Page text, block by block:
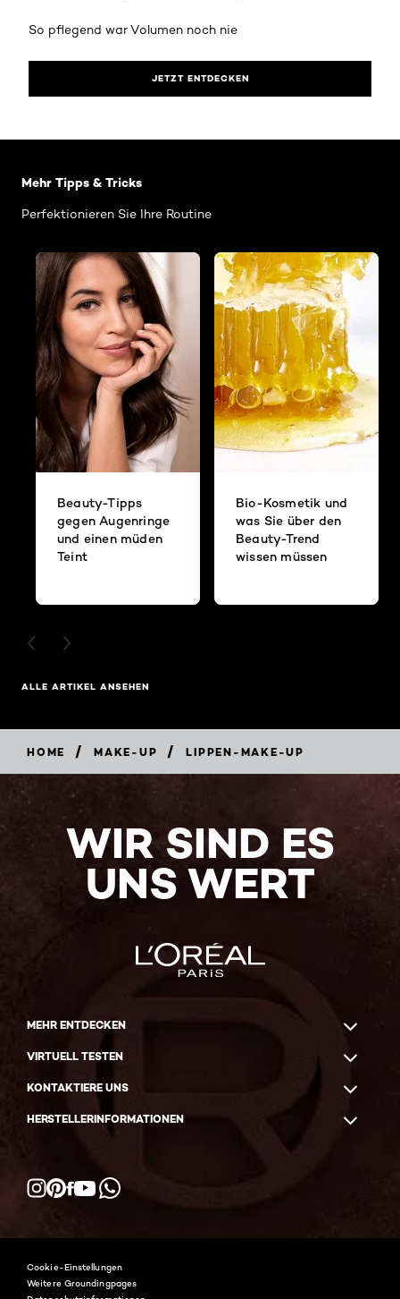
So pflegend war Volumen noch nie
JETZT ENTDECKEN
Mehr Tipps & Tricks
Perfektionieren Sie Ihre Routine
Beauty-Tipps
gegen Augenringe
und einen müden
Teint
Bio-Kosmetik und
was Sie über den
Beauty-Trend
wissen müssen
PREVIOUS CARD
NEXT CARD
ALLE ARTIKEL ANSEHEN
HOME / MAKE-UP / LIPPEN-MAKE-UP
WIR SIND ES
UNS WERT
MEHR ENTDECKEN
VIRTUELL TESTEN
KONTAKTIERE UNS
HERSTELLERINFORMATIONEN
Facebook
YouTube
Cookie-Einstellungen
Weitere Groundingpages